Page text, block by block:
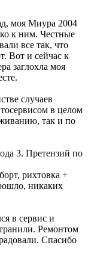
моя Миура 2004
к ним. Честные
все так, что
Вот и сейчас к
заглохла моя
случаев
в целом
так и по
3. Претензий по
рихтовка +
никаких
в сервис и
Ремонтом
Спасибо